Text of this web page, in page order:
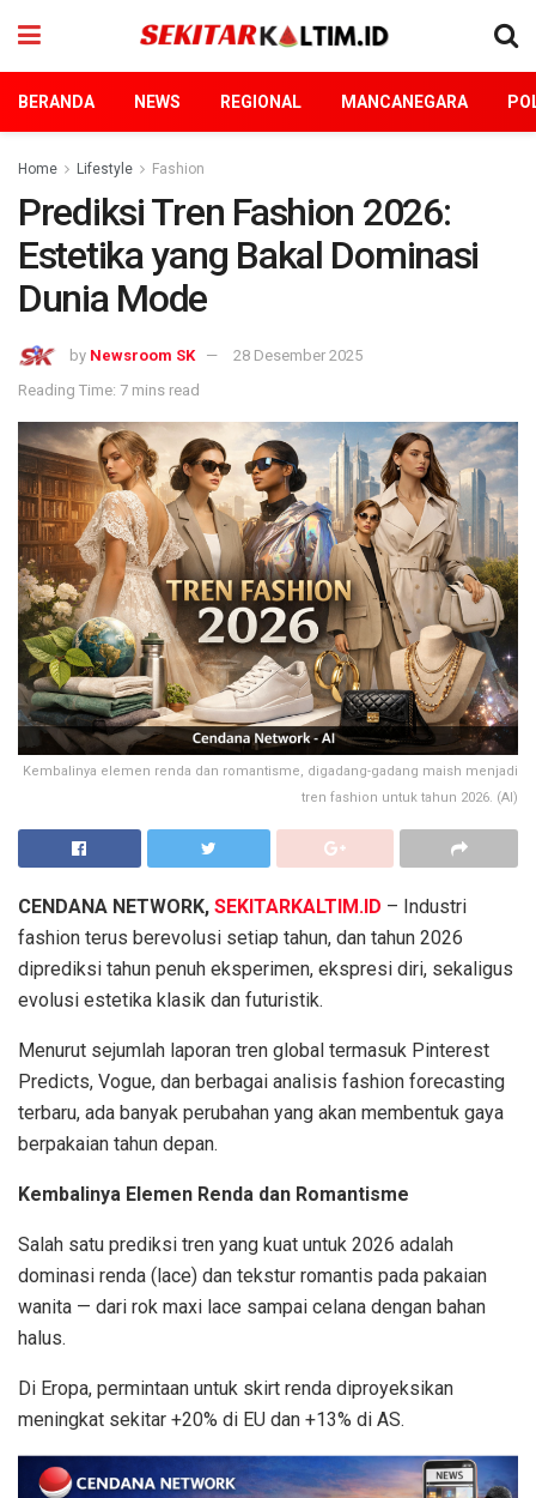
BERANDA NEWS REGIONAL MANCANEGARA
Home Lifestyle Fashion
Prediksi Tren Fashion 2026:
Estetika yang Bakal Dominasi
Dunia Mode
by Newsroom SK
28 Desember 2025
Reading Time: 7 mins read
Kembalinya elemen renda dan romantisme, digadang-gadang maish menjadi
tren fashion untuk tahun 2026. (AI)
CENDANA NETWORK, SEKITARKALTIM.ID – Industri
fashion terus berevolusi setiap tahun, dan tahun 2026
diprediksi tahun penuh eksperimen, ekspresi diri, sekaligus
evolusi estetika klasik dan futuristik.
Menurut sejumlah laporan tren global termasuk Pinterest
Predicts, Vogue, dan berbagai analisis fashion forecasting
terbaru, ada banyak perubahan yang akan membentuk gaya
berpakaian tahun depan.
Kembalinya Elemen Renda dan Romantisme
Salah satu prediksi tren yang kuat untuk 2026 adalah
dominasi renda (lace) dan tekstur romantis pada pakaian
wanita — dari rok maxi lace sampai celana dengan bahan
halus.
Di Eropa, permintaan untuk skirt renda diproyeksikan
meningkat sekitar +20% di EU dan +13% di AS.